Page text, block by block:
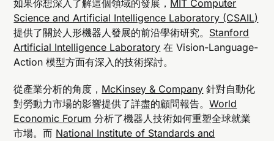
如果你想深入了解這個領域的發展， MIT Computer
Science and Artificial Intelligence Laboratory (CSAIL)
提供了關於人形機器人發展的前沿學術研究。 Stanford
Artificial Intelligence Laboratory 在 Vision-Language-
Action 模型方面有深入的技術探討。
從產業分析的角度， McKinsey & Company 針對自動化
對勞動力市場的影響提供了詳盡的顧問報告。World
Economic Forum 分析了機器人技術如何重塑全球就業
市場。而 National Institute of Standards and